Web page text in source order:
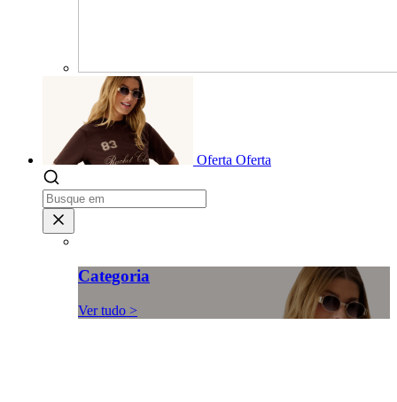
Oferta Oferta
Categoria
Ver tudo >